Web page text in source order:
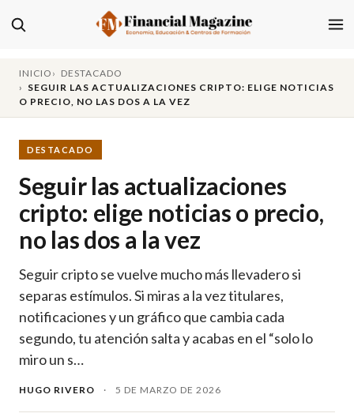
INICIO
DESTACADO
SEGUIR LAS ACTUALIZACIONES CRIPTO: ELIGE NOTICIAS
O PRECIO, NO LAS DOS A LA VEZ
DESTACADO
Seguir las actualizaciones
cripto: elige noticias o precio,
no las dos a la vez
Seguir cripto se vuelve mucho más llevadero si
separas estímulos. Si miras a la vez titulares,
notificaciones y un gráfico que cambia cada
segundo, tu atención salta y acabas en el “solo lo
miro un s…
HUGO RIVERO · 5 DE MARZO DE 2026